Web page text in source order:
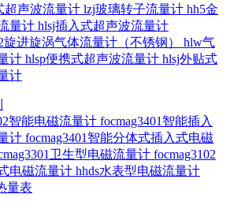
超声波流量计 lzj玻璃转子流量计 hh5金
量计 hlsj插入式超声波流量计
旋进旋涡气体流量计（不锈钢） hlw气
计 hlsp便携式超声波流量计 hlsj外贴式
计
智能电磁流量计 focmag3401智能插入
计 focmag3401智能分体式插入式电磁
卫生型电磁流量计 focmag3102
电磁流量计 hhds水表型电磁流量计
量表